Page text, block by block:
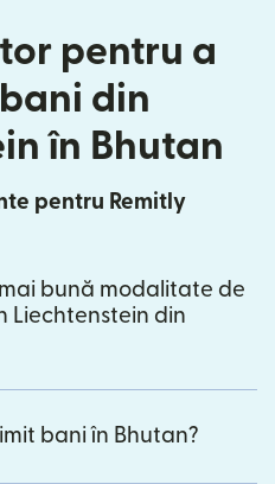
pentru a
din
în Bhutan
pentru Remitly
bună modalitate de
Liechtenstein din
bani în Bhutan?